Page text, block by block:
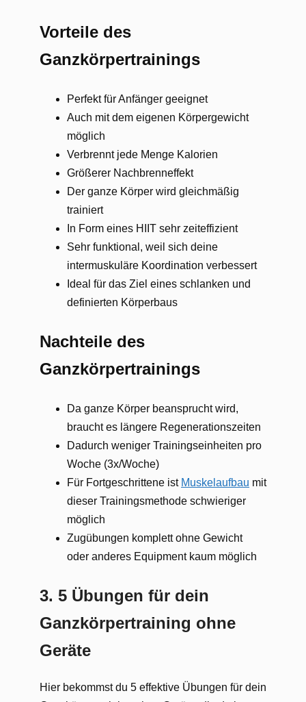
Vorteile des
Ganzkörpertrainings
Perfekt für Anfänger geeignet
Auch mit dem eigenen Körpergewicht
möglich
Verbrennt jede Menge Kalorien
Größerer Nachbrenneffekt
Der ganze Körper wird gleichmäßig
trainiert
In Form eines HIIT sehr zeiteffizient
Sehr funktional, weil sich deine
intermuskuläre Koordination verbessert
Ideal für das Ziel eines schlanken und
definierten Körperbaus
Nachteile des
Ganzkörpertrainings
Da ganze Körper beansprucht wird,
braucht es längere Regenerationszeiten
Dadurch weniger Trainingseinheiten pro
Woche (3x/Woche)
Für Fortgeschrittene ist Muskelaufbau mit
dieser Trainingsmethode schwieriger
möglich
Zugübungen komplett ohne Gewicht
oder anderes Equipment kaum möglich
3. 5 Übungen für dein
Ganzkörpertraining ohne
Geräte
Hier bekommst du 5 effektive Übungen für dein